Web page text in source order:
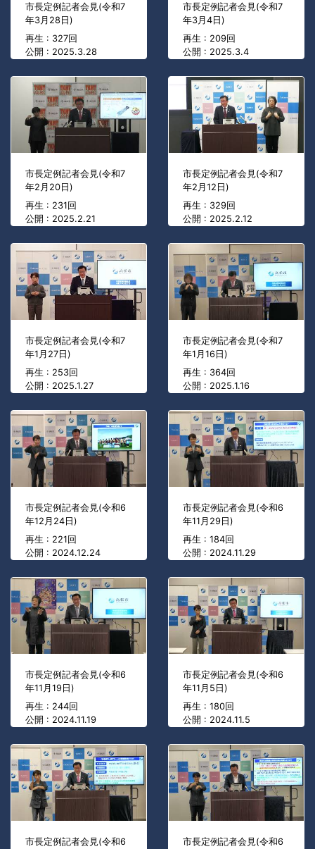
市長定例記者会見(令和7
年3月28日)
再生 : 327回
公開 : 2025.3.28
市長定例記者会見(令和7
年3月4日)
再生 : 209回
公開 : 2025.3.4
市長定例記者会見(令和7
年2月20日)
再生 : 231回
公開 : 2025.2.21
市長定例記者会見(令和7
年2月12日)
再生 : 329回
公開 : 2025.2.12
市長定例記者会見(令和7
年1月27日)
再生 : 253回
公開 : 2025.1.27
市長定例記者会見(令和7
年1月16日)
再生 : 364回
公開 : 2025.1.16
市長定例記者会見(令和6
年12月24日)
再生 : 221回
公開 : 2024.12.24
市長定例記者会見(令和6
年11月29日)
再生 : 184回
公開 : 2024.11.29
市長定例記者会見(令和6
年11月19日)
再生 : 244回
公開 : 2024.11.19
市長定例記者会見(令和6
年11月5日)
再生 : 180回
公開 : 2024.11.5
市長定例記者会見(令和6
市長定例記者会見(令和6